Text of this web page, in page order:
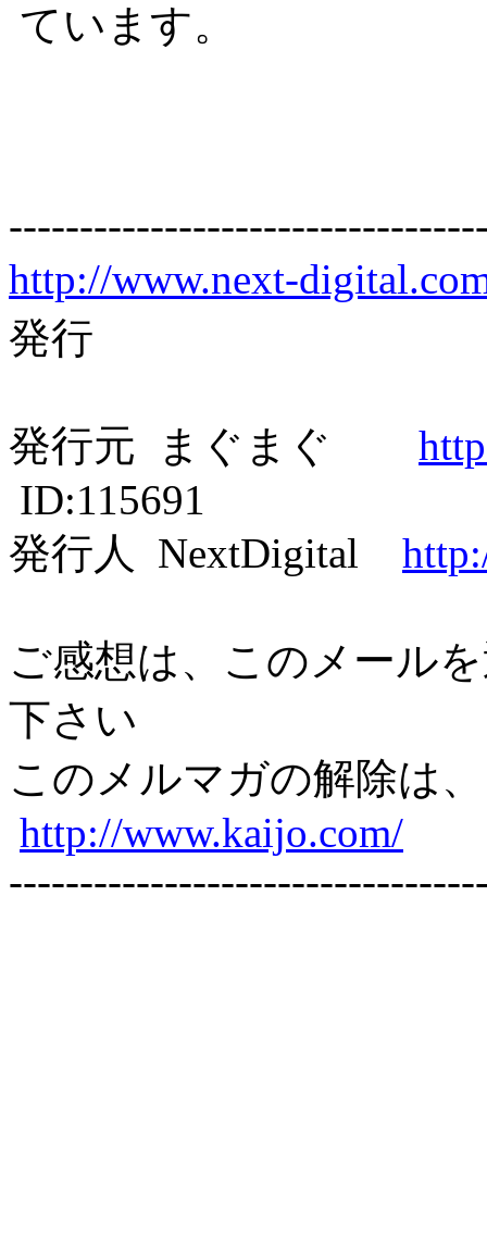
ています。
http://www.next-
発行
発行元 まぐまぐ
ID:115691
発行人 NextDigital
ご感想は、このメール
下さい
このメルマガの解除は
http://www.kaijo.com/